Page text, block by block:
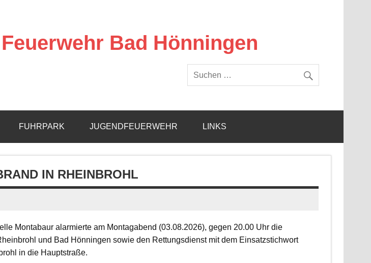
Bad Hönningen
FUHRPARK JUGENDFEUERWEHR LINKS
IN RHEINBROHL
Montabaur alarmierte am Montagabend (03.08.2026), gegen 20.00 Uhr die
und Bad Hönningen sowie den Rettungsdienst mit dem Einsatzstichwort
in die Hauptstraße.